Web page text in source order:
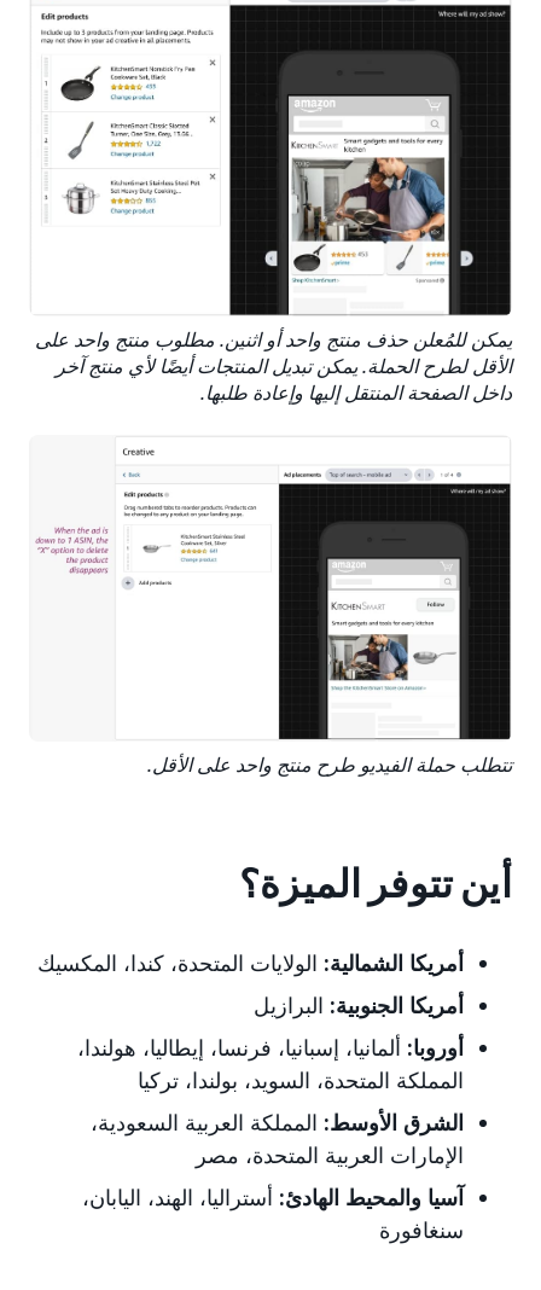
يمكن للمُعلن حذف منتج واحد أو اثنين. مطلوب منتج واحد على
الأقل لطرح الحملة. يمكن تبديل المنتجات أيضًا لأي منتج آخر
داخل الصفحة المنتقل إليها وإعادة طلبها.
تتطلب حملة الفيديو طرح منتج واحد على الأقل.
أين تتوفر الميزة؟
أمريكا الشمالية: الولايات المتحدة، كندا، المكسيك
أمريكا الجنوبية: البرازيل
أوروبا: ألمانيا، إسبانيا، فرنسا، إيطاليا، هولندا،
المملكة المتحدة، السويد، بولندا، تركيا
الشرق الأوسط: المملكة العربية السعودية،
الإمارات العربية المتحدة، مصر
آسيا والمحيط الهادئ: أستراليا، الهند، اليابان،
سنغافورة